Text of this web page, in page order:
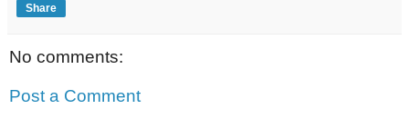
Share
No comments:
Post a Comment